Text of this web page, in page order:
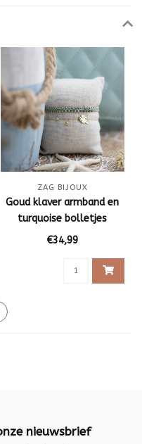
ZAG BIJOUX
Goud klaver armband en
turquoise bolletjes
armband
€34,99
nieuwsbrief